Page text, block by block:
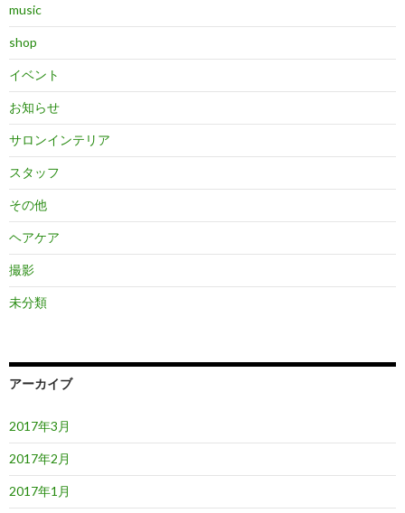
music
shop
イベント
お知らせ
サロンインテリア
スタッフ
その他
ヘアケア
撮影
未分類
アーカイブ
2017年3月
2017年2月
2017年1月